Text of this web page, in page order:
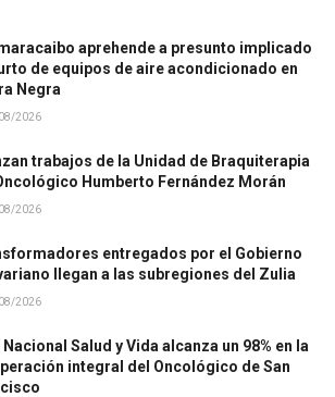
aprehende a presunto implicado
de equipos de aire acondicionado en
Negra
2026
trabajos de la Unidad de Braquiterapia
Humberto Fernández Morán
2026
entregados por el Gobierno
llegan a las subregiones del Zulia
2026
Nacional Salud y Vida alcanza un 98% en la
integral del Oncológico de San